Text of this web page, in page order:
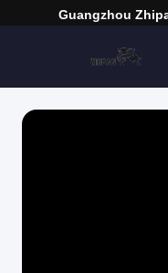
Guangzhou